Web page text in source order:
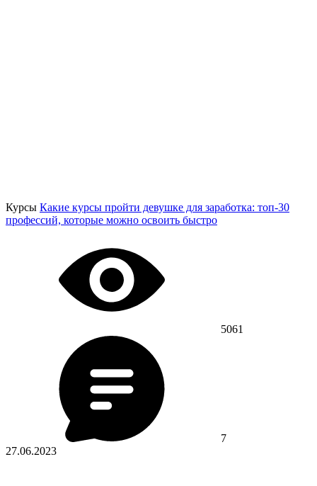
Курсы Какие курсы пройти девушке для заработка: топ-30
профессий, которые можно освоить быстро
5061
7
27.06.2023